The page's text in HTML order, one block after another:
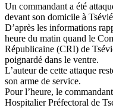
Un commandant a été
devant son domicile à
D’après les informations
heure du matin quand le
Républicaine (CRI) de
poignardé dans le ventre.
L’auteur de cette attaque
son arme de service.
Pour l’heure, le
Hospitalier Préfectoral de